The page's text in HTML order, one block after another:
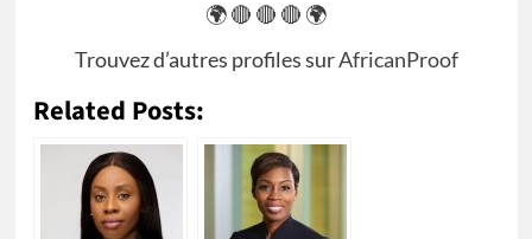
🌍 🔴 🔴 🔴 🌍
Trouvez d’autres profiles surAfricanProof
Related Posts: